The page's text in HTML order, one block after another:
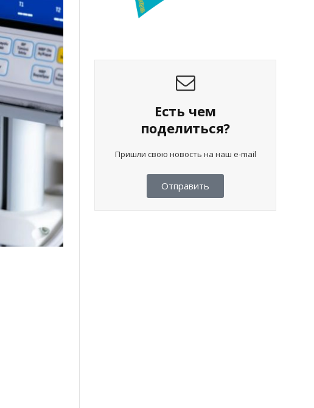
Есть чем
поделиться?
Пришли свою новость на наш e-mail
Отправить